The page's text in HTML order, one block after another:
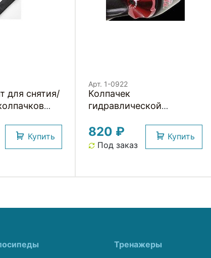
для снятия/
Купить
Арт. 1-0922
Колпачек
гидравлической
820 ₽
Под заказ
Купить
Тренажеры